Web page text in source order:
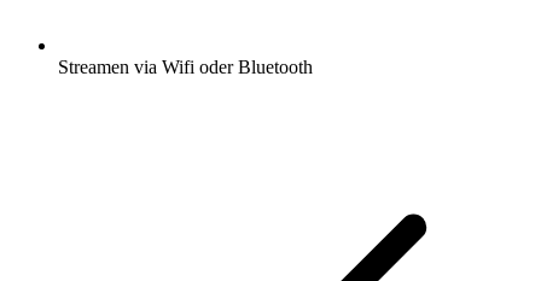
Streamen via Wifi oder Bluetooth